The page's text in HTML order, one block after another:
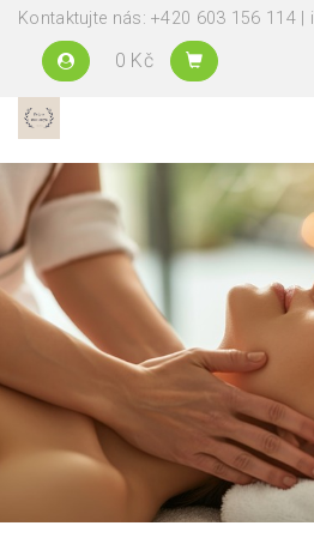
Kontaktujte nás: +420 603 156 114 |
0 Kč